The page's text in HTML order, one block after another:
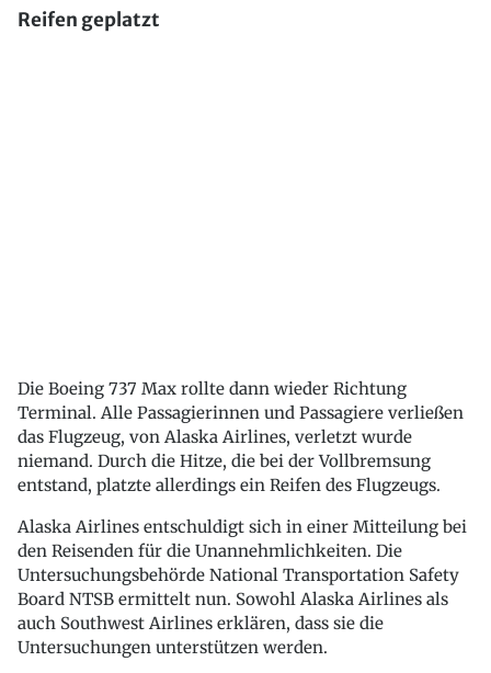
Reifen geplatzt
Die Boeing 737 Max rollte dann wieder Richtung
Terminal. Alle Passagierinnen und Passagiere verließen
das Flugzeug, von Alaska Airlines, verletzt wurde
niemand. Durch die Hitze, die bei der Vollbremsung
entstand, platzte allerdings ein Reifen des Flugzeugs.
Alaska Airlines entschuldigt sich in einer Mitteilung bei
den Reisenden für die Unannehmlichkeiten. Die
Untersuchungsbehörde National Transportation Safety
Board NTSB ermittelt nun. Sowohl Alaska Airlines als
auch Southwest Airlines erklären, dass sie die
Untersuchungen unterstützen werden.